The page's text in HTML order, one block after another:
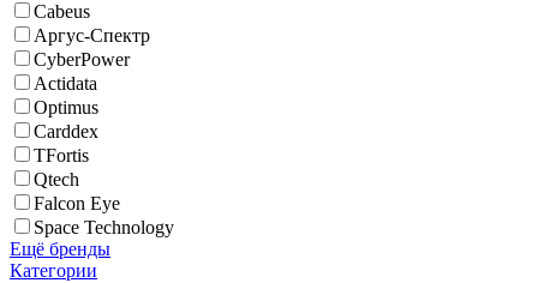
Cabeus
Аргус-Спектр
CyberPower
Actidata
Optimus
Carddex
TFortis
Qtech
Falcon Eye
Space Technology
Ещё бренды
Категории